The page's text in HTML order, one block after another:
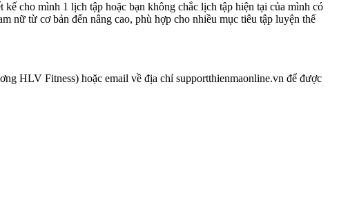
cho mình 1 lịch tập hoặc bạn không chắc lịch tập hiện tại của mình có
nữ từ cơ bản đến nâng cao, phù hợp cho nhiều mục tiêu tập luyện thể
HLV Fitness) hoặc email về địa chỉ supportthienmaonline.vn để được